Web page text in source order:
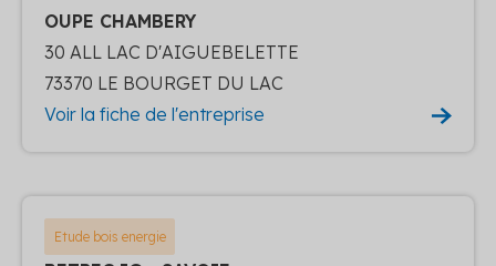
OUPE CHAMBERY
30 ALL LAC D'AIGUEBELETTE
73370 LE BOURGET DU LAC
Voir la fiche de l'entreprise
Etude bois energie